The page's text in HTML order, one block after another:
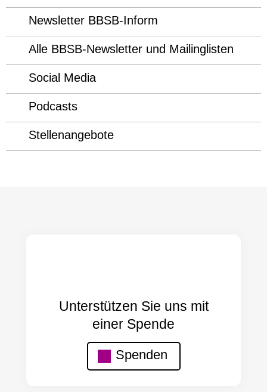
Newsletter BBSB-Inform
Alle BBSB-Newsletter und Mailinglisten
Social Media
Podcasts
Stellenangebote
Unterstützen Sie uns mit
einer Spende
Spenden